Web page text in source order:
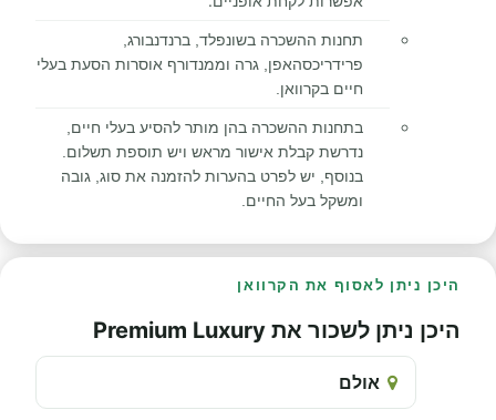
תחנות ההשכרה בשונפלד, ברנדנבורג,
פרידריכסהאפן, גרה וממנדורף אוסרות הסעת בעלי
חיים בקרוואן.
בתחנות ההשכרה בהן מותר להסיע בעלי חיים,
נדרשת קבלת אישור מראש ויש תוספת תשלום.
בנוסף, יש לפרט בהערות להזמנה את סוג, גובה
ומשקל בעל החיים.
היכן ניתן לאסוף את הקרוואן
היכן ניתן לשכור את Premium Luxury
אולם